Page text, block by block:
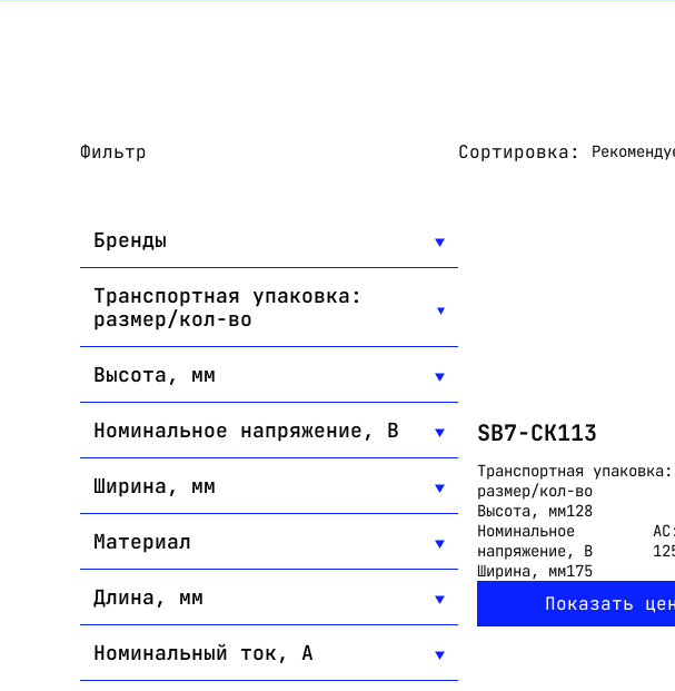
Фильтр
Бренды
Транспортная упаковка:
размер/кол-во
Высота, мм
Номинальное напряжение, В
Ширина, мм
Материал
Длина, мм
Номинальный ток, А
Сортировка:
SB7-CK113
Транспортная упаковка:
размер/кол-во
Высота, мм128
Номинальное
напряжение, В
Ширина, мм175
Показать